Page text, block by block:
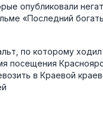
опубликовали
«Последний
по которому
посещения
в Краевой